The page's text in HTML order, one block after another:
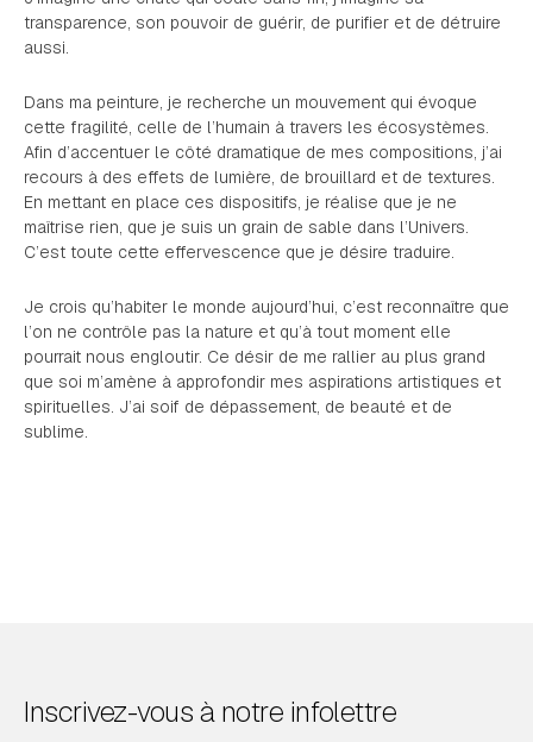
transparence, son pouvoir de guérir, de purifier et de détruire
aussi.
Dans ma peinture, je recherche un mouvement qui évoque
cette fragilité, celle de l’humain à travers les écosystèmes.
Afin d’accentuer le côté dramatique de mes compositions, j’ai
recours à des effets de lumière, de brouillard et de textures.
En mettant en place ces dispositifs, je réalise que je ne
maîtrise rien, que je suis un grain de sable dans l’Univers.
C’est toute cette effervescence que je désire traduire.
Je crois qu’habiter le monde aujourd’hui, c’est reconnaître que
l’on ne contrôle pas la nature et qu’à tout moment elle
pourrait nous engloutir. Ce désir de me rallier au plus grand
que soi m’amène à approfondir mes aspirations artistiques et
spirituelles. J’ai soif de dépassement, de beauté et de
sublime.
Inscrivez-vous à notre infolettre